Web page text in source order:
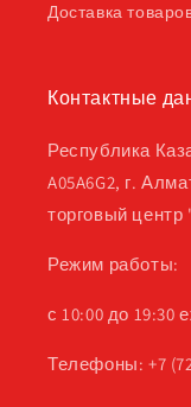
Доставка
Контактные
Республика
A05A6G2, г.
торговый центр
Режим работы:
с 10:00 до 19:30
Телефоны: +7